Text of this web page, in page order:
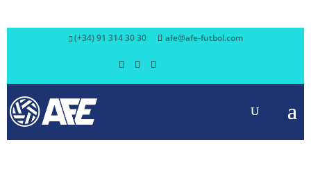
(+34) 91 314 30 30 afe@afe-futbol.com